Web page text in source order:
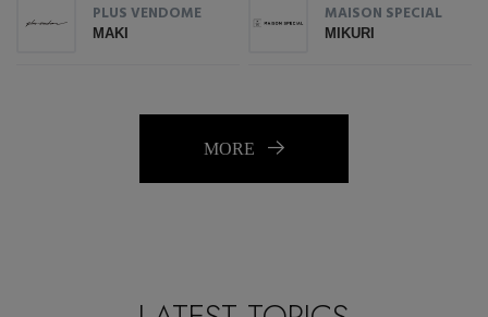
PLUS VENDOME
MAKI
MAISON SPECIAL
MIKURI
MORE